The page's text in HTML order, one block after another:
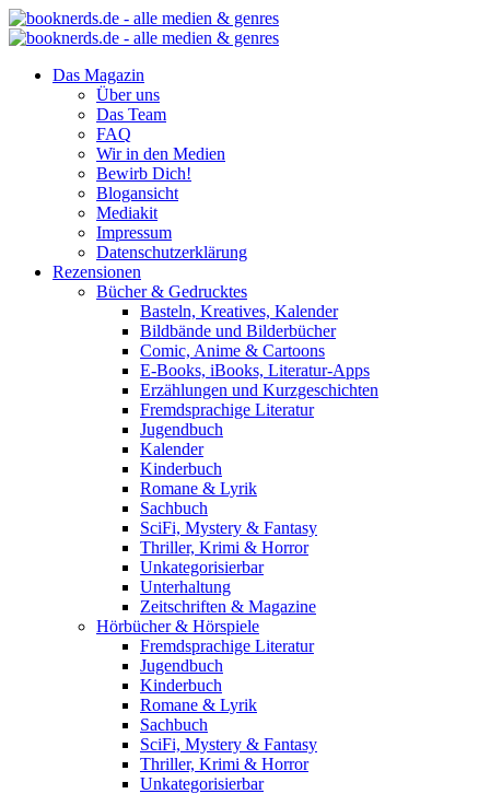
Das Magazin
Über uns
Das Team
FAQ
Wir in den Medien
Bewirb Dich!
Blogansicht
Mediakit
Impressum
Datenschutzerklärung
Rezensionen
Bücher & Gedrucktes
Basteln, Kreatives, Kalender
Bildbände und Bilderbücher
Comic, Anime & Cartoons
E-Books, iBooks, Literatur-Apps
Erzählungen und Kurzgeschichten
Fremdsprachige Literatur
Jugendbuch
Kalender
Kinderbuch
Romane & Lyrik
Sachbuch
SciFi, Mystery & Fantasy
Thriller, Krimi & Horror
Unkategorisierbar
Unterhaltung
Zeitschriften & Magazine
Hörbücher & Hörspiele
Fremdsprachige Literatur
Jugendbuch
Kinderbuch
Romane & Lyrik
Sachbuch
SciFi, Mystery & Fantasy
Thriller, Krimi & Horror
Unkategorisierbar